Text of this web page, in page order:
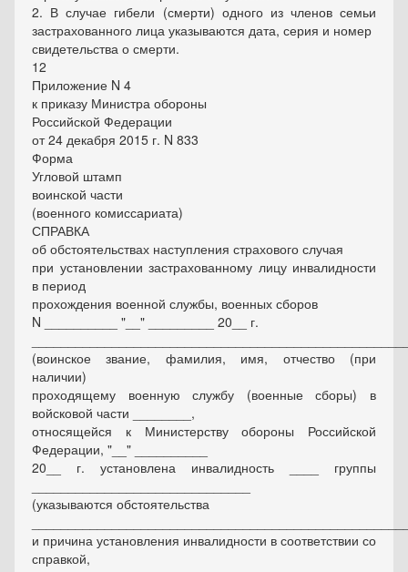
2. В случае гибели (смерти) одного из членов семьи
застрахованного лица указываются дата, серия и номер
свидетельства о смерти.
12
Приложение N 4
к приказу Министра обороны
Российской Федерации
от 24 декабря 2015 г. N 833
Форма
Угловой штамп
воинской части
(военного комиссариата)
СПРАВКА
об обстоятельствах наступления страхового случая
при установлении застрахованному лицу инвалидности
в период
прохождения военной службы, военных сборов
N __________ "__" _________ 20__ г.
(воинское звание, фамилия, имя, отчество (при
наличии)
проходящему военную службу (военные сборы) в
войсковой части ________,
относящейся к Министерству обороны Российской
Федерации, "__" __________
20__ г. установлена инвалидность ____ группы
(указываются обстоятельства
и причина установления инвалидности в соответствии со
справкой,